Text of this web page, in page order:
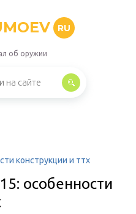
RU
об оружии
конструкции и ттх
особенности